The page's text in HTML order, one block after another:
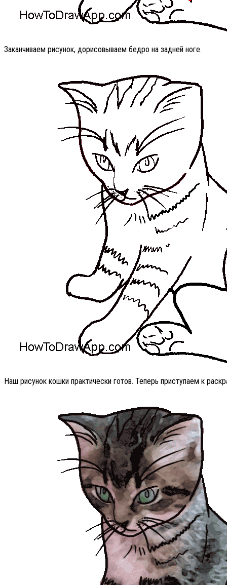
Заканчиваем рисунок, дорисовываем бедро на задней ноге.
Наш рисунок кошки практически готов. Теперь приступаем к